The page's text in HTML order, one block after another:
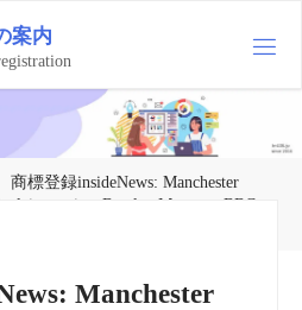
案内
商標登録insideNews: Manchester
claim against Bentley Motors – BBC
Manchester